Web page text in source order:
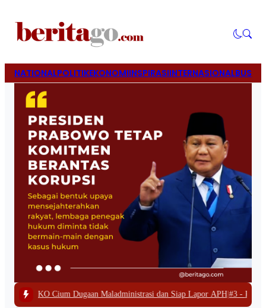
NATIONALPOLITIKEKONOMIINSPIRASIINTERNASIONAL
Maladministrasi dan Siap Lapor APH|#3 -Polda Papua Barat Bongkar